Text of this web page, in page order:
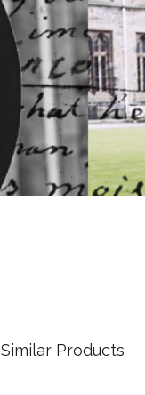
Similar Products